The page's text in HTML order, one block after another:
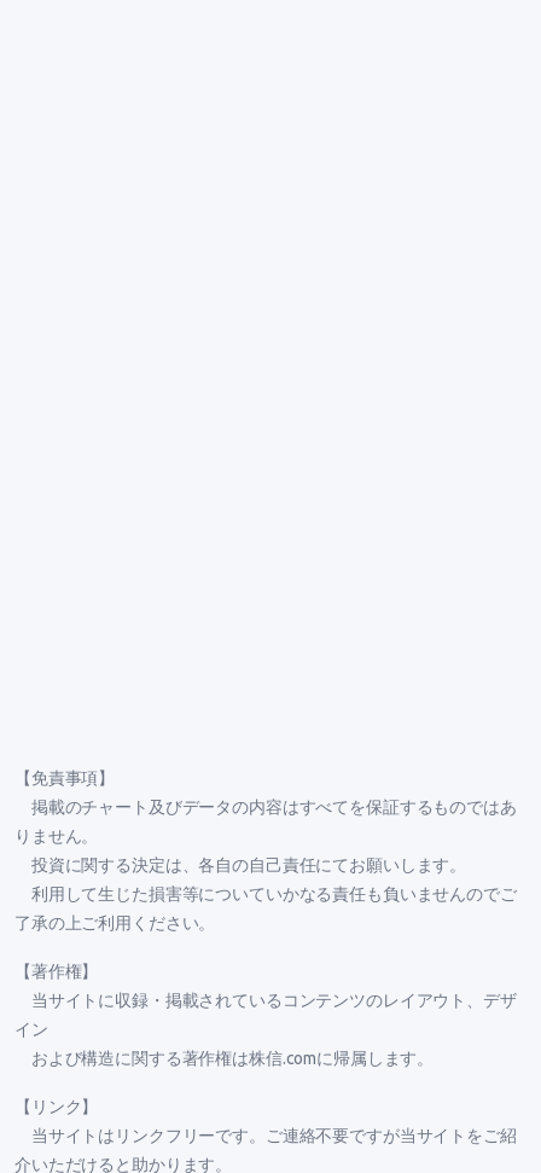
【免責事項】
掲載のチャート及びデータの内容はすべてを保証するものではあ
りません。
投資に関する決定は、各自の自己責任にてお願いします。
利用して生じた損害等についていかなる責任も負いませんのでご
了承の上ご利用ください。
【著作権】
当サイトに収録・掲載されているコンテンツのレイアウト、デザ
イン
および構造に関する著作権は株信.comに帰属します。
【リンク】
当サイトはリンクフリーです。ご連絡不要ですが当サイトをご紹
介いただけると助かります。